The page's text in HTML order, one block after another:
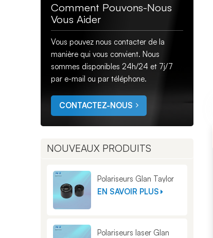
Comment Pouvons-Nous
Vous Aider
Vous pouvez nous contacter de la
manière qui vous convient. Nous
sommes disponibles 24h/24 et 7j/7
par e-mail ou par téléphone.
CONTACTEZ-NOUS
NOUVEAUX PRODUITS
Polariseurs Glan Taylor
EN SAVOIR PLUS
Polariseurs laser Glan